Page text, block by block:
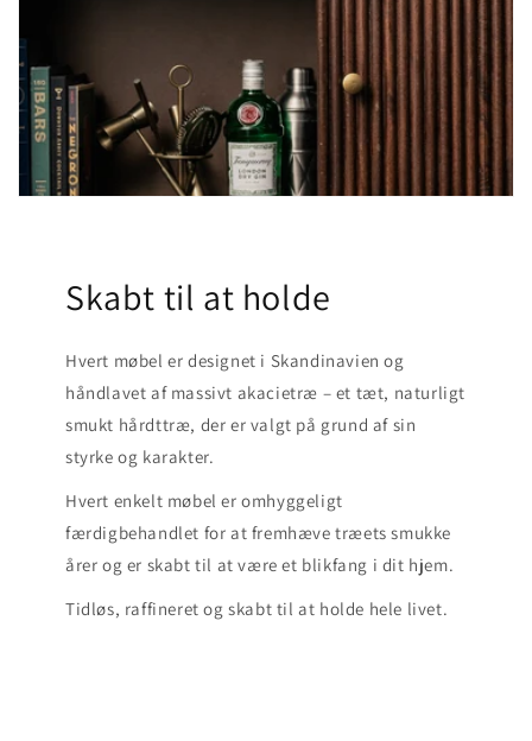
Skabt til at holde
Hvert møbel er designet i Skandinavien og
håndlavet af massivt akacietræ – et tæt, naturligt
smukt hårdttræ, der er valgt på grund af sin
styrke og karakter.
Hvert enkelt møbel er omhyggeligt
færdigbehandlet for at fremhæve træets smukke
årer og er skabt til at være et blikfang i dit hjem.
Tidløs, raffineret og skabt til at holde hele livet.